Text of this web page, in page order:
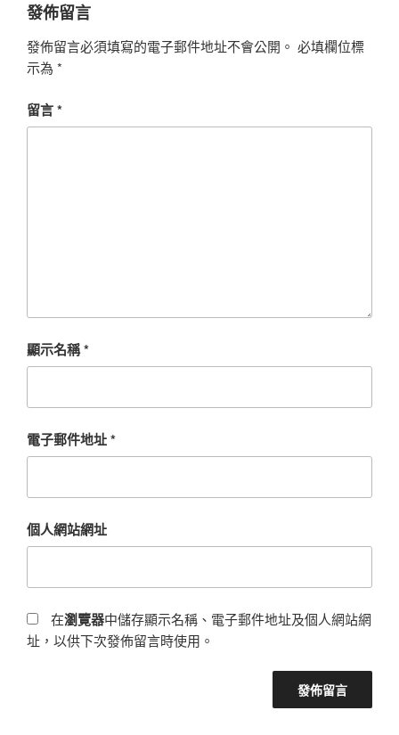
發佈留言
發佈留言必須填寫的電子郵件地址不會公開。 必填欄位標
示為 *
留言*
顯示名稱*
電子郵件地址*
個人網站網址
在瀏覽器中儲存顯示名稱、電子郵件地址及個人網站網
址，以供下次發佈留言時使用。